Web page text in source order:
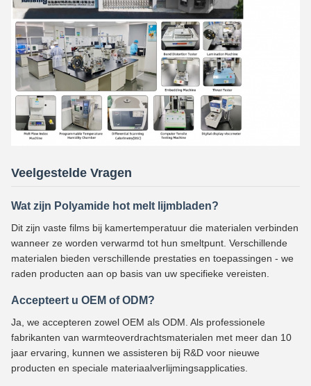
Veelgestelde Vragen
Wat zijn Polyamide hot melt lijmbladen?
Dit zijn vaste films bij kamertemperatuur die materialen verbinden
wanneer ze worden verwarmd tot hun smeltpunt. Verschillende
materialen bieden verschillende prestaties en toepassingen - we
raden producten aan op basis van uw specifieke vereisten.
Accepteert u OEM of ODM?
Ja, we accepteren zowel OEM als ODM. Als professionele
fabrikanten van warmteoverdrachtsmaterialen met meer dan 10
jaar ervaring, kunnen we assisteren bij R&D voor nieuwe
producten en speciale materiaalverlijmingsapplicaties.